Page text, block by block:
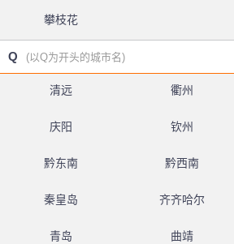
攀枝花
Q (以Q为开头的城市名)
清远 衢州
庆阳 钦州
黔东南 黔西南
秦皇岛 齐齐哈尔
青岛 曲靖